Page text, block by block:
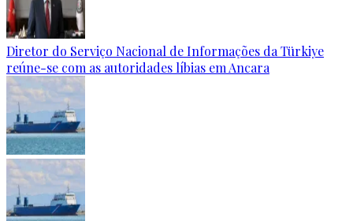
Diretor do Serviço Nacional de Informações da Türkiye
reúne-se com as autoridades líbias em Ancara